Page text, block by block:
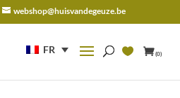
webshop@huisvandegeuze.be
FR (0)